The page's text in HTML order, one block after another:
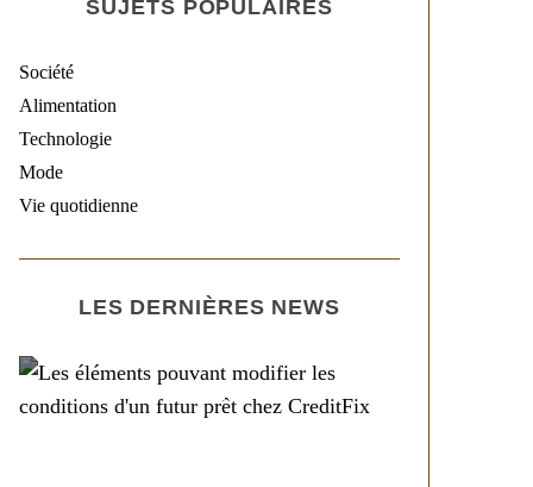
SUJETS POPULAIRES
Société
Alimentation
Technologie
Mode
Vie quotidienne
LES DERNIÈRES NEWS
Société